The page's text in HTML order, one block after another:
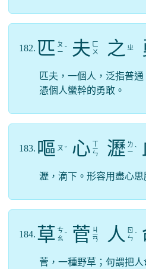
182. 匹 ㄆ
ㄧ ˇ 夫 ㄈ
ㄨ
之 ㄓ
匹夫，一個人，泛指普
憑個人蠻幹的勇敢。
183. 嘔 ㄡ ˇ 心 ㄧ
ㄣ 瀝 ㄌ
ㄧ ˋ
瀝，滴下。形容用盡心思
184. 草 ㄘ
ㄠ ˇ 菅 ㄐ
ㄧ
ㄢ 人 ㄖ
ㄣ ˊ
菅，一種野草；句謂把